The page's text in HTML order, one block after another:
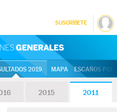
SUSCRÍBETE
2019 MAPA ESCAÑOS
2015 2011